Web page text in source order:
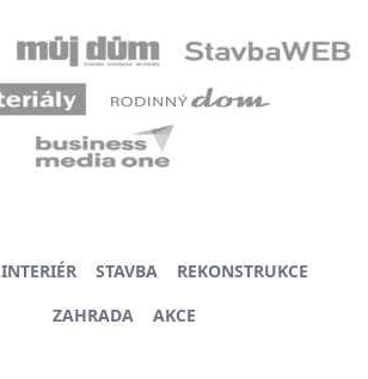
INTERIÉR STAVBA
REKONSTRUKCE
ZAHRADA
AKCE